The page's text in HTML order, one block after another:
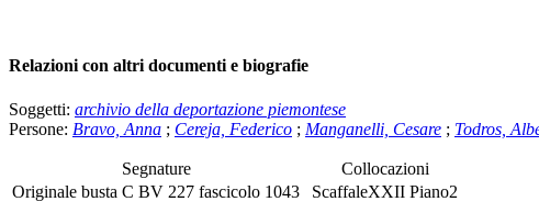
Relazioni con altri documenti e biografie
Soggetti: archivio della deportazione piemontese
Persone: Bravo, Anna ; Cereja, Federico ; Manganelli, Cesare ; Todros,
Segnature
Originale busta C BV 227 fascicolo 1043
Collocazioni
ScaffaleXXII Piano2